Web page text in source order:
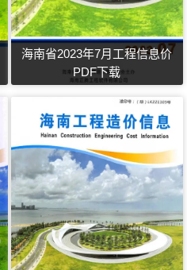
海南省2023年7月工程信息价
PDF下载